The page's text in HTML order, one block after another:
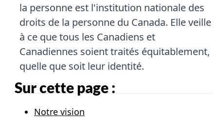
la personne est l'institution nationale des
droits de la personne du Canada. Elle veille
à ce que tous les Canadiens et
Canadiennes soient traités équitablement,
quelle que soit leur identité.
Sur cette page :
Notre vision